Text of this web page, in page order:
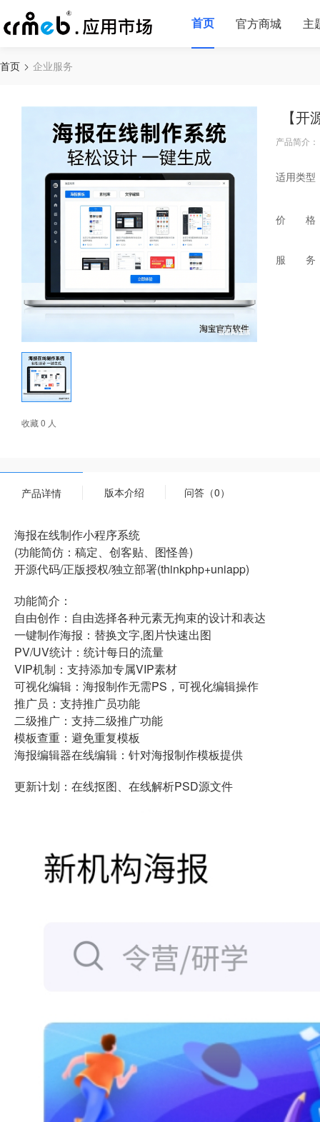
首页 官方商城 主
首页 企业服务
收藏 0 人
【
产品简介
适用类型
价 格
服 务
产品详情 版本介绍 问答（0）
海报在线制作小程序系统
(功能简仿：稿定、创客贴、图怪兽)
开源代码/正版授权/独立部署(thinkphp+uniapp)
功能简介：
自由创作：自由选择各种元素无拘束的设计和表达
一键制作海报：替换文字,图片快速出图
PV/UV统计：统计每日的流量
VIP机制：支持添加专属VIP素材
可视化编辑：海报制作无需PS，可视化编辑操作
推广员：支持推广员功能
二级推广：支持二级推广功能
模板查重：避免重复模板
海报编辑器在线编辑：针对海报制作模板提供
更新计划：在线抠图、在线解析PSD源文件